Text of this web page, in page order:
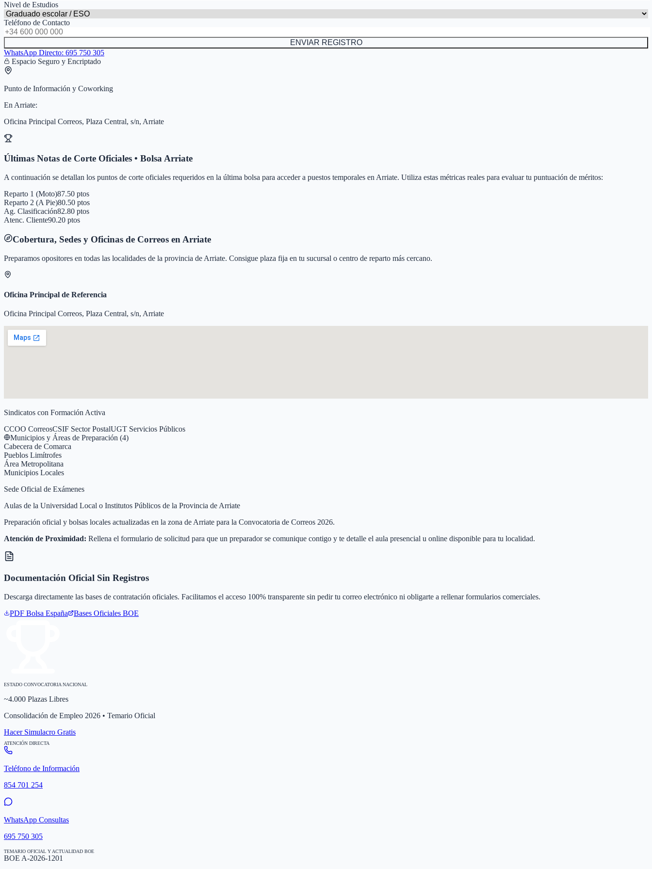
Nivel de Estudios
Teléfono de Contacto
ENVIAR REGISTRO
WhatsApp Directo: 695 750 305
Espacio Seguro y Encriptado
Punto de Información y Coworking
En Arriate:
Oficina Principal Correos, Plaza Central, s/n, Arriate
Últimas Notas de Corte Oficiales • BolsaArriate
A continuación se detallan los puntos de corte oficiales requeridos en la última bolsa para acceder a puestos temporales en Arriate. Utiliza estas métricas reales para evaluar tu puntuación de méritos:
Reparto 1 (Moto)87.50 ptos
Reparto 2 (A Pie)80.50 ptos
Ag. Clasificación82.80 ptos
Atenc. Cliente90.20 ptos
Cobertura, Sedes y Oficinas de Correos en Arriate
Preparamos opositores en todas las localidades de la provincia de Arriate. Consigue plaza fija en tu sucursal o centro de reparto más cercano.
Oficina Principal de Referencia
Oficina Principal Correos, Plaza Central, s/n, Arriate
Sindicatos con Formación Activa
CCOO CorreosCSIF Sector PostalUGT Servicios Públicos
Municipios y Áreas de Preparación (4)
Cabecera de Comarca
Pueblos Limítrofes
Área Metropolitana
Municipios Locales
Sede Oficial de Exámenes
Aulas de la Universidad Local o Institutos Públicos de la Provincia de Arriate
Preparación oficial y bolsas locales actualizadas en la zona de Arriate para la Convocatoria de Correos 2026.
Atención de Proximidad: Rellena el formulario de solicitud para que un preparador se comunique contigo y te detalle el aula presencial u online disponible para tu localidad.
Documentación Oficial Sin Registros
Descarga directamente las bases de contratación oficiales. Facilitamos el acceso 100% transparente sin pedir tu correo electrónico ni obligarte a rellenar formularios comerciales.
PDF Bolsa España Bases Oficiales BOE
ESTADO CONVOCATORIA NACIONAL
~4.000 Plazas Libres
Consolidación de Empleo 2026 • Temario Oficial
Hacer Simulacro Gratis
ATENCIÓN DIRECTA
Teléfono de Información
854 701 254
WhatsApp Consultas
695 750 305
TEMARIO OFICIAL Y ACTUALIDAD BOE
BOE A-2026-1201